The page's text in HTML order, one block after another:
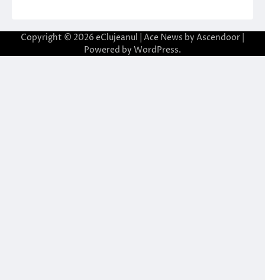
Copyright © 2026 eClujeanul | Ace News by Ascendoor
Powered by WordPress.